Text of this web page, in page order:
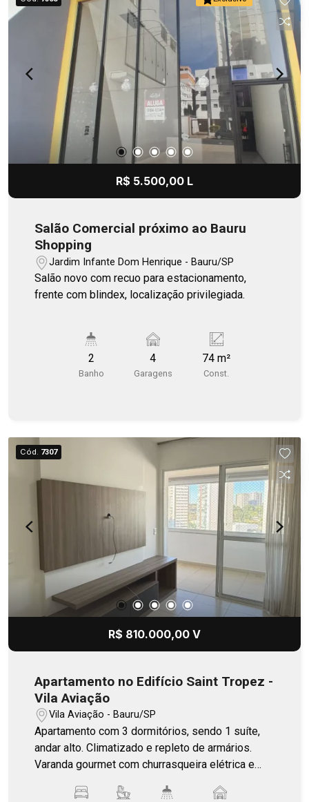
R$ 5.500,00 L
Salão Comercial próximo ao Bauru
Shopping
Jardim Infante Dom Henrique - Bauru/SP
Salão novo com recuo para estacionamento,
frente com blindex, localização privilegiada.
2
Banho
4
Garagens
74 m²
Const.
Cód. 7307
R$ 810.000,00 V
Apartamento no Edifício Saint Tropez -
Vila Aviação
Vila Aviação - Bauru/SP
Apartamento com 3 dormitórios, sendo 1 suíte,
andar alto. Climatizado e repleto de armários.
Varanda gourmet com churrasqueira elétrica e